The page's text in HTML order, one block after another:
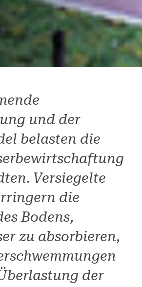
und der
belasten die
Versiegelte
die
Bodens,
zu absorbieren,
der